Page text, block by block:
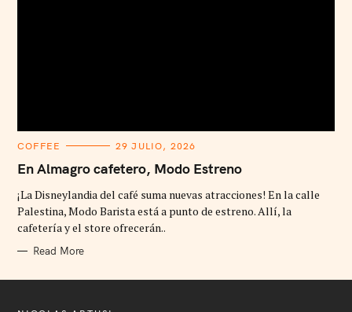
C
T
E
O
R
I
E
COFFEE 29 JULIO, 2026
En Almagro cafetero, Modo Estreno
¡La Disneylandia del café suma nuevas atracciones! En la calle
Palestina, Modo Barista está a punto de estreno. Allí, la
cafetería y el store ofrecerán..
Read More